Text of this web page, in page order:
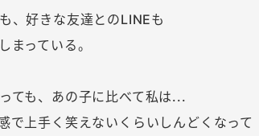
、好きな友達とのLINEも
まっている。
ても、あの子に比べて私は...
で上手く笑えないくらいしんどくなって